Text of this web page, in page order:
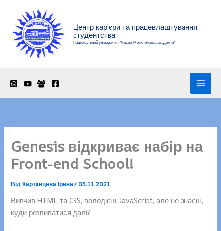
вмісту
Центр кар'єри та працевлаштування
студентства
Національний університет "Києво-Могилянська академія"
Genesis відкриває набір на
Front-end School!
ВідКартавцева Ірина/ 03.11.2021
Вивчив HTML та CSS, володієш JavaScript, але не знаєш,
куди розвиватися далі?